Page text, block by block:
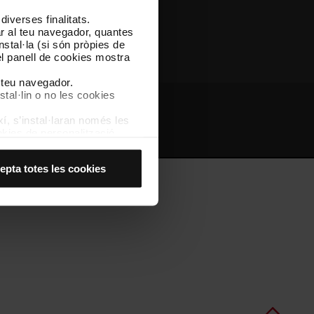
finalitats.
al teu navegador, quantes
(si són pròpies de
panell de cookies mostra
navegador.
o no les cookies
s’instal·laran només les
d’usuari.
totes les cookies
Altres webs de TMB
d'interès Intranet